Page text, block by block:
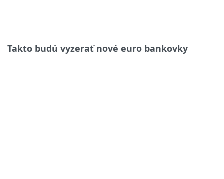
Takto budú vyzerať nové euro bankovky